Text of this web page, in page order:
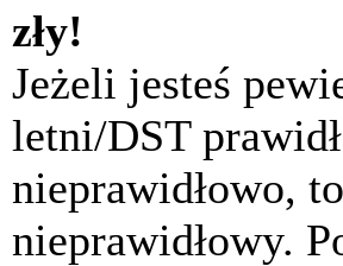
zły!
Jeżeli jesteś
letni/DST
nieprawidłowo,
nieprawidłowy.